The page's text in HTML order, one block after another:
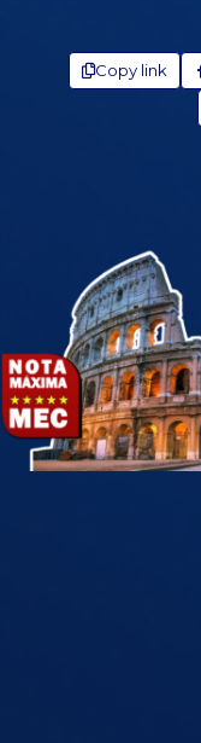
Copy link